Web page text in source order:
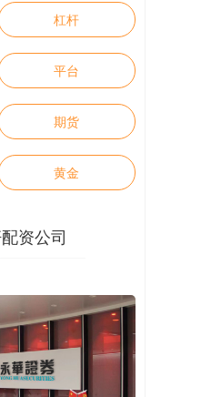
杠杆
平台
期货
黄金
资公司